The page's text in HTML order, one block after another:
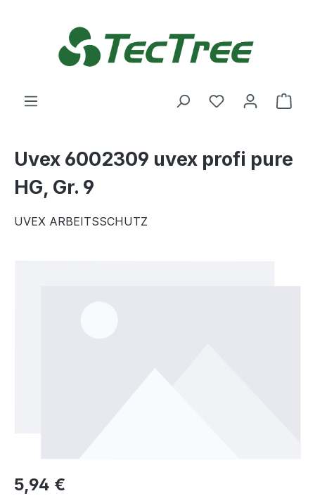
Du hast 0
Uvex 6002309 uvex profi pure
HG, Gr. 9
UVEX ARBEITSSCHUTZ
Regulärer Preis:
5,94 €